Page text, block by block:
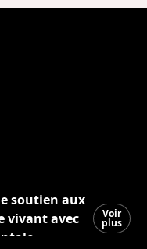
soutien aux
vivant avec
Voir
plus